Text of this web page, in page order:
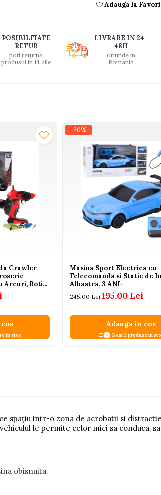
Adauga la
POSIBILITATE
RETUR
poti returna
produsul in 14 zile
LIVRARE IN 24-
48H
oriunde in
Romania
Crawler
Arcuri, Roti
6 Ani+
in stoc
-20%
Masina Sport Electrica cu
Telecomanda si Statie de
Albastra, 3 ANI+
245,00 Lei195,00 Lei
Adauga in cos
Doar 2 produse in
spațiu intr-o zona de acrobatii si
le permite celor mici sa conduca,
obisnuita.